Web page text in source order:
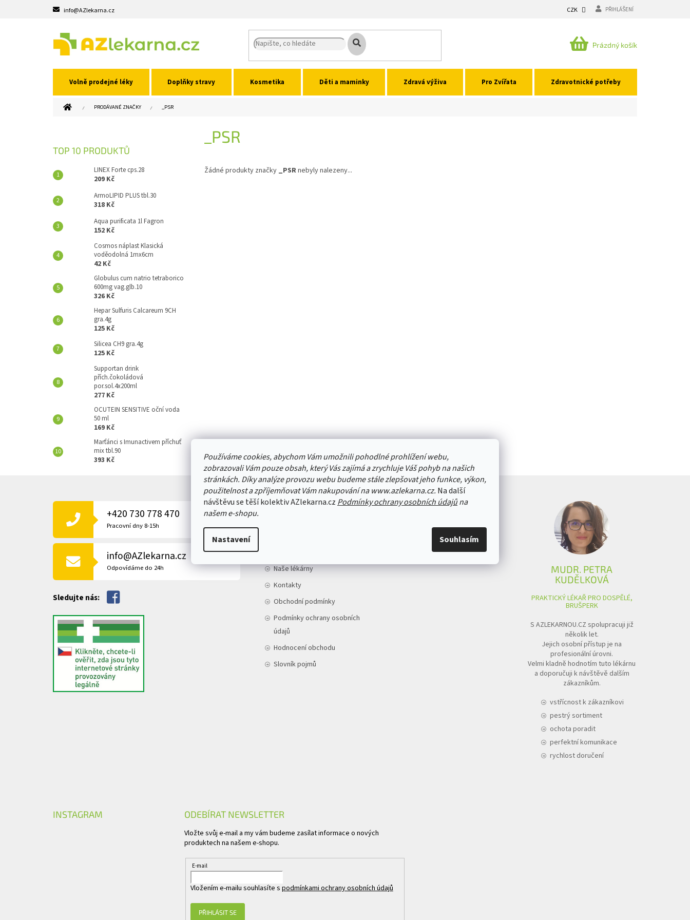
Používáme cookies, abychom Vám umožnili pohodlné prohlížení webu,
zobrazovali Vám pouze obsah, který Vás zajímá a zrychluje Váš pohyb na našich
stránkách. Díky analýze provozu webu budeme stále zlepšovat jeho funkce, výkon,
použitelnost a zpříjemňovat Vám nakupování na www.azlekarna.cz. Na další
návštěvu se těší kolektiv AZlekarna.cz Podmínky ochrany osobních údajůna
našem e-shopu.
Nastavení Souhlasím
info@AZlekarna.cz CZK PŘIHLÁŠENÍ
NÁKUPNÍ
Prázdný košík
Volně prodejné léky Doplňky stravy Kosmetika Děti a maminky Zdravá výživa Pro Zvířata Zdravotnické potřeby
DOMŮ PRODÁVANÉ ZNAČKY _PSR
TOP 10 PRODUKTŮ
LINEX Forte cps.28
209 Kč
ArmoLIPID PLUS tbl.30
318 Kč
Aqua purificata 1l Fagron
152 Kč
Cosmos náplast Klasická
voděodolná 1mx6cm
42 Kč
Globulus cum natrio tetraborico
600mg vag.glb.10
326 Kč
Hepar Sulfuris Calcareum 9CH
gra.4g
125 Kč
Silicea CH9 gra.4g
125 Kč
Supportan drink
přích.čokoládová
por.sol.4x200ml
277 Kč
OCUTEIN SENSITIVE oční voda
50 ml
169 Kč
Marťánci s Imunactivem příchuť
mix tbl.90
393 Kč
_PSR
Žádné produkty značky _PSRnebyly nalezeny...
+420 730 778 470
Pracovní dny 8-15h
info@AZlekarna.cz
Odpovídáme do 24h
Sledujte nás:
Naše lékárny
Kontakty
Obchodní podmínky
Podmínky ochrany osobních
údajů
Hodnocení obchodu
Slovník pojmů
MUDR. PETRA
KUDĚLKOVÁ
PRAKTICKÝ LÉKAŘ PRO DOSPĚLÉ,
BRUŠPERK
S AZLEKARNOU.CZ spolupracuji již
několik let.
Jejich osobní přístup je na
profesionální úrovni.
Velmi kladně hodnotím tuto lékárnu
a doporučuji k návštěvě dalším
zákazníkům.
vstřícnost k zákazníkovi
pestrý sortiment
ochota poradit
perfektní komunikace
rychlost doručení
INSTAGRAM ODEBÍRAT NEWSLETTER
Vložte svůj e-mail a my vám budeme zasílat informace o nových
produktech na našem e-shopu.
E-mail
Vložením e-mailu souhlasíte s podmínkami ochrany osobních údajů
PŘIHLÁSIT SE